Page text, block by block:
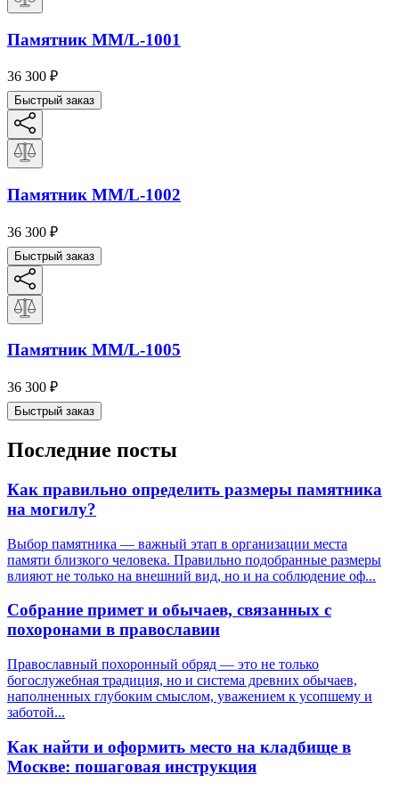
Памятник ММ/L-1001
36 300 ₽
Быстрый заказ
Памятник ММ/L-1002
36 300 ₽
Быстрый заказ
Памятник ММ/L-1005
36 300 ₽
Быстрый заказ
Последние посты
Как правильно определить размеры памятника
на могилу?
Выбор памятника — важный этап в организации места
памяти близкого человека. Правильно подобранные размеры
влияют не только на внешний вид, но и на соблюдение оф...
Собрание примет и обычаев, связанных с
похоронами в православии
Православный похоронный обряд — это не только
богослужебная традиция, но и система древних обычаев,
наполненных глубоким смыслом, уважением к усопшему и
заботой...
Как найти и оформить место на кладбище в
Москве: пошаговая инструкция